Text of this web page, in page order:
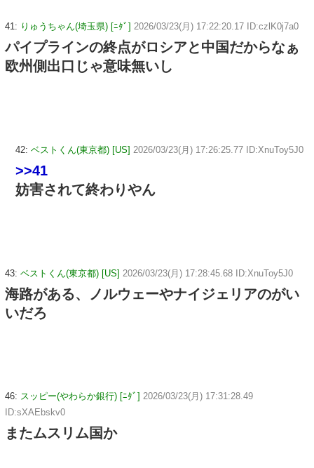
41: りゅうちゃん(埼玉県) [ﾆﾀﾞ] 2026/03/23(月) 17:22:20.17 ID:czlK0j7a0
パイプラインの終点がロシアと中国だからなぁ
欧州側出口じゃ意味無いし
42: ベストくん(東京都) [US] 2026/03/23(月) 17:26:25.77 ID:XnuToy5J0
>>41
妨害されて終わりやん
43: ベストくん(東京都) [US] 2026/03/23(月) 17:28:45.68 ID:XnuToy5J0
海路がある、ノルウェーやナイジェリアのがい
いだろ
46: スッピー(やわらか銀行) [ﾆﾀﾞ] 2026/03/23(月) 17:31:28.49
ID:sXAEbskv0
またムスリム国か